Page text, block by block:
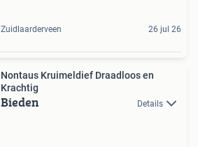
Zuidlaarderveen 26 jul 26
Nontaus Kruimeldief Draadloos en
Krachtig
Bieden Details